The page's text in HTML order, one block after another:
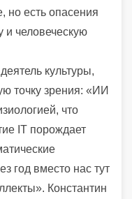
но есть опасения
и человеческую
культуры,
точку зрения: «ИИ
что
IT порождает
год вместо нас тут
Константин